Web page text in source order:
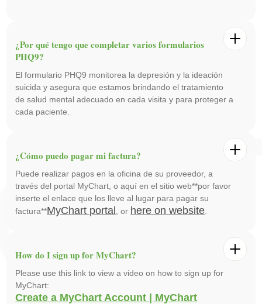
¿Por qué tengo que completar varios formularios
PHQ9?
El formulario PHQ9 monitorea la depresión y la ideación
suicida y asegura que estamos brindando el tratamiento
de salud mental adecuado en cada visita y para proteger a
cada paciente.
¿Cómo puedo pagar mi factura?
Puede realizar pagos en la oficina de su proveedor, a
través del portal MyChart, o aquí en el sitio web**por favor
inserte el enlace que los lleve al lugar para pagar su
factura**MyChart portal , or here on website
How do I sign up for MyChart?
Please use this link to view a video on how to sign up for
MyChart:
Create a MyChart Account | MyChart